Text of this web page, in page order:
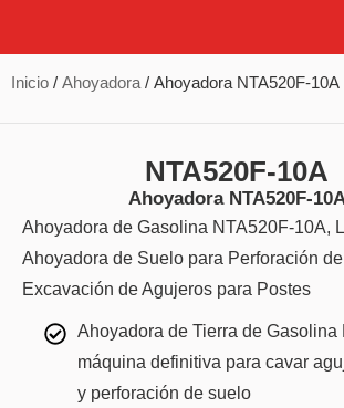
Inicio / Ahoyadora / Ahoyadora NTA520F-10A
NTA520F-10A
Ahoyadora NTA520F-
Ahoyadora de Gasolina NTA520F-10A,
Ahoyadora de Suelo para Perforación
Excavación de Agujeros para Postes
Ahoyadora de Tierra de Gasolina
máquina definitiva para cavar
y perforación de suelo